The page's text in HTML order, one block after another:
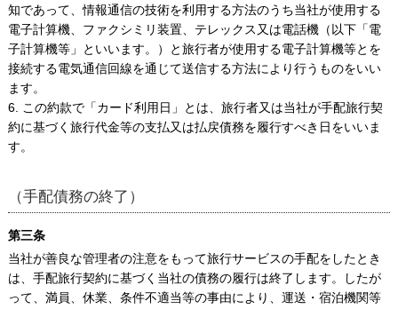
知であって、情報通信の技術を利用する方法のうち当社が使用する
電子計算機、ファクシミリ装置、テレックス又は電話機（以下「電
子計算機等」といいます。）と旅行者が使用する電子計算機等とを
接続する電気通信回線を通じて送信する方法により行うものをいい
ます。
6. この約款で「カード利用日」とは、旅行者又は当社が手配旅行契
約に基づく旅行代金等の支払又は払戻債務を履行すべき日をいいま
す。
（手配債務の終了）
第三条
当社が善良な管理者の注意をもって旅行サービスの手配をしたとき
は、手配旅行契約に基づく当社の債務の履行は終了します。したが
って、満員、休業、条件不適当等の事由により、運送・宿泊機関等